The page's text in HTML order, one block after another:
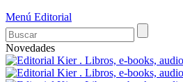
Menú Editorial
Novedades